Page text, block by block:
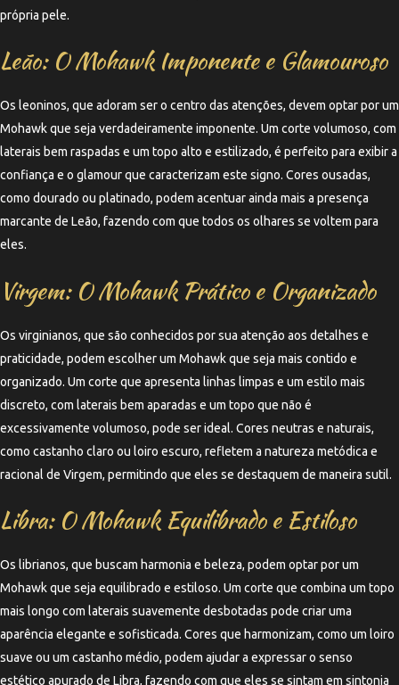
própria pele.
Leão: O Mohawk Imponente e Glamouroso
Os leoninos, que adoram ser o centro das atenções, devem optar por um
Mohawk que seja verdadeiramente imponente. Um corte volumoso, com
laterais bem raspadas e um topo alto e estilizado, é perfeito para exibir a
confiança e o glamour que caracterizam este signo. Cores ousadas,
como dourado ou platinado, podem acentuar ainda mais a presença
marcante de Leão, fazendo com que todos os olhares se voltem para
eles.
Virgem: O Mohawk Prático e Organizado
Os virginianos, que são conhecidos por sua atenção aos detalhes e
praticidade, podem escolher um Mohawk que seja mais contido e
organizado. Um corte que apresenta linhas limpas e um estilo mais
discreto, com laterais bem aparadas e um topo que não é
excessivamente volumoso, pode ser ideal. Cores neutras e naturais,
como castanho claro ou loiro escuro, refletem a natureza metódica e
racional de Virgem, permitindo que eles se destaquem de maneira sutil.
Libra: O Mohawk Equilibrado e Estiloso
Os librianos, que buscam harmonia e beleza, podem optar por um
Mohawk que seja equilibrado e estiloso. Um corte que combina um topo
mais longo com laterais suavemente desbotadas pode criar uma
aparência elegante e sofisticada. Cores que harmonizam, como um loiro
suave ou um castanho médio, podem ajudar a expressar o senso
estético apurado de Libra, fazendo com que eles se sintam em sintonia